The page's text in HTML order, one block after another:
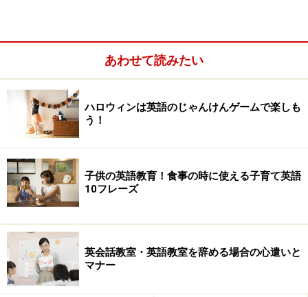
これ英語で言えるよ
morning glory
種から育てた朝顔が咲きま
あわせて読みたい
ハロウィンは英語のじゃんけんゲームで楽しも
う！
子供の英語教育！食事の時に使える子育て英語
10フレーズ
英会話教室・英語教室を辞める場合の心遣いと
マナー